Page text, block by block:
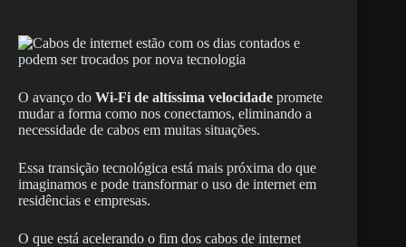
O avanço do Wi-Fi de altíssima velocidade promete
mudar a forma como nos conectamos, eliminando a
necessidade de cabos em muitas situações.
Essa transição tecnológica está mais próxima do que
imaginamos e pode transformar o uso de internet em
residências e empresas.
O que está acelerando o fim dos cabos de internet